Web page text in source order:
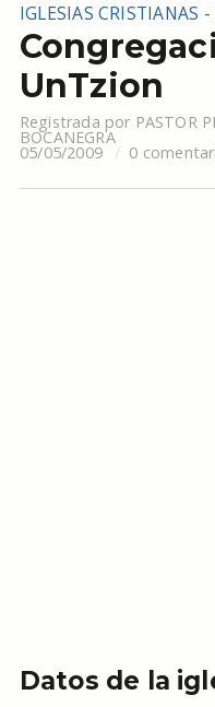
IGLESIAS CRISTIANAS
UnTzion
Registrada por PASTOR
BOCANEGRA
05/05/2009 0
Datos de la